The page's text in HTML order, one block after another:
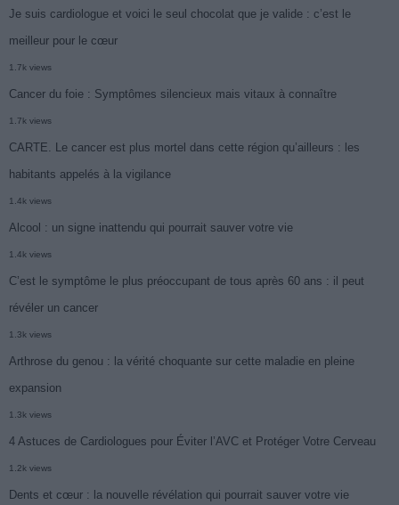
Je suis cardiologue et voici le seul chocolat que je valide : c’est le
meilleur pour le cœur
1.7k views
Cancer du foie : Symptômes silencieux mais vitaux à connaître
1.7k views
CARTE. Le cancer est plus mortel dans cette région qu’ailleurs : les
habitants appelés à la vigilance
1.4k views
Alcool : un signe inattendu qui pourrait sauver votre vie
1.4k views
C’est le symptôme le plus préoccupant de tous après 60 ans : il peut
révéler un cancer
1.3k views
Arthrose du genou : la vérité choquante sur cette maladie en pleine
expansion
1.3k views
4 Astuces de Cardiologues pour Éviter l’AVC et Protéger Votre Cerveau
1.2k views
Dents et cœur : la nouvelle révélation qui pourrait sauver votre vie